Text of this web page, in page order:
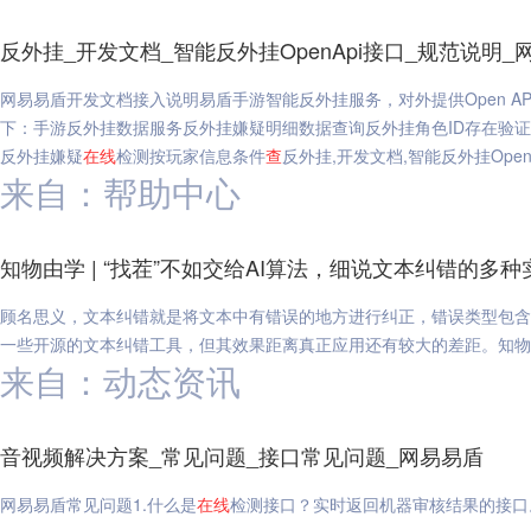
反外挂_开发文档_智能反外挂OpenApi接口_规范说明_
网易易盾开发文档接入说明易盾手游智能反外挂服务，对外提供Open
下：手游反外挂数据服务反外挂嫌疑明细数据查询反外挂角色ID存在验
反外挂嫌疑在线检测按玩家信息条件查反外挂,开发文档,智能反外挂
来自：帮助中心
知物由学 | “找茬”不如交给AI算法，细说文本纠错的多
顾名思义，文本纠错就是将文本中有错误的地方进行纠正，错误类型包
一些开源的文本纠错工具，但其效果距离真正应用还有较大的差距。知
来自：动态资讯
音视频解决方案_常见问题_接口常见问题_网易易盾
网易易盾常见问题1.什么是在线检测接口？实时返回机器审核结果的接